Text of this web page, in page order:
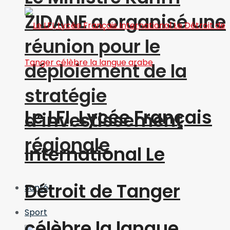
ZIDANE a organisé une
réunion pour le
déploiement de la
stratégie
d’investissement
régionale
Santé
Sport
Le LFI, Lycée Français
International Le
Détroit de Tanger